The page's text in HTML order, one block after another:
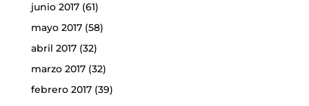
junio 2017(61)
mayo 2017(58)
abril 2017(32)
marzo 2017(32)
febrero 2017(39)